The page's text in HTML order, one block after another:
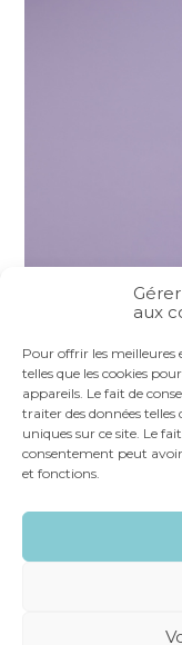
aux
Pour offrir les meilleures
telles que les cookies
appareils. Le fait de
traiter des données
uniques sur ce site. Le
consentement peut
et fonctions.
FaceBook
Twitter
Footer
NOS
MENTIONS LÉGALES